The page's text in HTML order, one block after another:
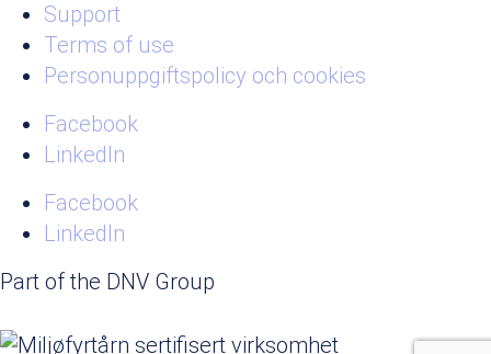
Support
Terms of use
Personuppgiftspolicy och cookies
Facebook
LinkedIn
Facebook
LinkedIn
Part of the DNV Group